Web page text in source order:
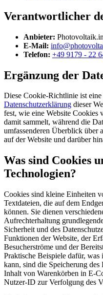
Verantwortlicher
Anbieter:
E-Mail:
Telefon: +49 9179 - 22
Ergänzung der
Diese Cookie-Richtlinie ist
Datenschutzerklärung dieser
fest, wie eine Website Cookies
damit sammelt, während die
umfassenderen Überblick über
auf der Website und darüber
Was sind Cookies
Technologien?
Cookies sind kleine Einheiten
Textdateien, die auf dem
können. Sie dienen
Aufrechterhaltung
Sicherheit und des
Funktionen der Website, der
Besucherströme und der
Praktische Beispiele dafür,
kann, sind die Speicherung
Inhalt von Warenkörben in E-
Nutzer-ID zur Verfolgung des